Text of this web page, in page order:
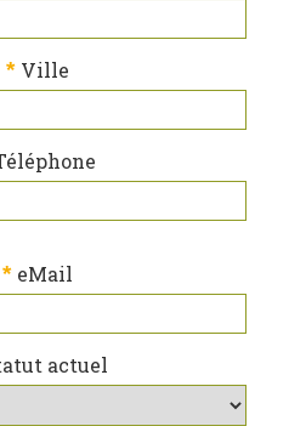
* Ville
* eMail
actuel